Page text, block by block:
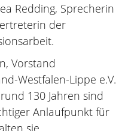
Redding, Sprecherin
der
Vorstand
Westfalen-Lippe e.V.
130 Jahren sind
Anlaufpunkt für
sie